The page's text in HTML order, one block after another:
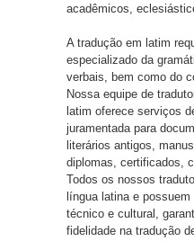
acadêmicos,
A tradução em latim
especializado da
verbais, bem como do
Nossa equipe de
latim oferece serviços
juramentada para
literários antigos,
diplomas, certificados,
Todos os nossos
língua latina e
técnico e cultural,
fidelidade na tradução